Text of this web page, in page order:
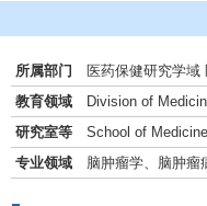
所属部门
医药保健研究学域
教育领域
Division of
研究室等
School of
专业领域
脑肿瘤学、脑肿瘤